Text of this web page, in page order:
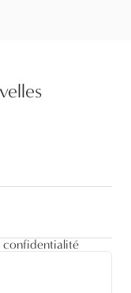
confidentialité